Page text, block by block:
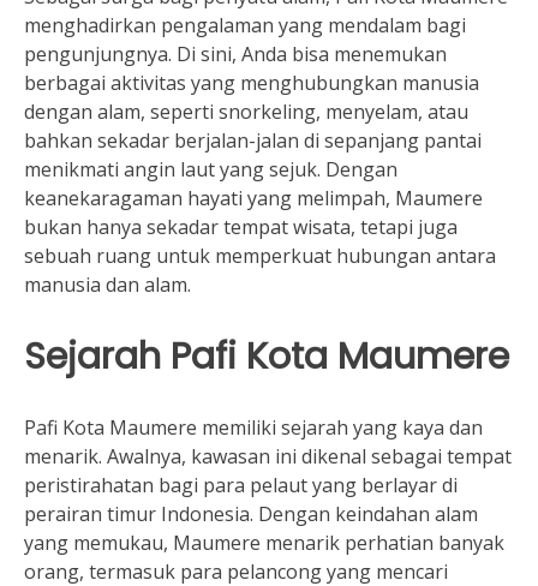
menghadirkan pengalaman yang mendalam bagi
pengunjungnya. Di sini, Anda bisa menemukan
berbagai aktivitas yang menghubungkan manusia
dengan alam, seperti snorkeling, menyelam, atau
bahkan sekadar berjalan-jalan di sepanjang pantai
menikmati angin laut yang sejuk. Dengan
keanekaragaman hayati yang melimpah, Maumere
bukan hanya sekadar tempat wisata, tetapi juga
sebuah ruang untuk memperkuat hubungan antara
manusia dan alam.
Sejarah Pafi Kota Maumere
Pafi Kota Maumere memiliki sejarah yang kaya dan
menarik. Awalnya, kawasan ini dikenal sebagai tempat
peristirahatan bagi para pelaut yang berlayar di
perairan timur Indonesia. Dengan keindahan alam
yang memukau, Maumere menarik perhatian banyak
orang, termasuk para pelancong yang mencari